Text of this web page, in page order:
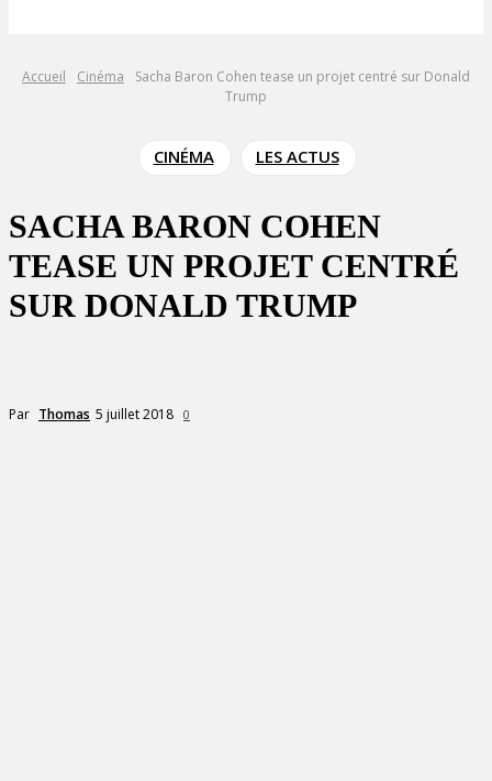
Accueil Cinéma
Sacha Baron Cohen tease un projet centré sur Donald
Trump
CINÉMA LES ACTUS
SACHA BARON COHEN
TEASE UN PROJET CENTRÉ
SUR DONALD TRUMP
Par Thomas 5 juillet 2018 0